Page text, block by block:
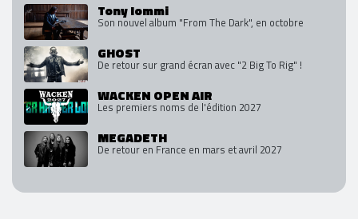
Tony Iommi
Son nouvel album "From The Dark", en octobre
GHOST
De retour sur grand écran avec "2 Big To Rig" !
WACKEN OPEN AIR
Les premiers noms de l'édition 2027
MEGADETH
De retour en France en mars et avril 2027